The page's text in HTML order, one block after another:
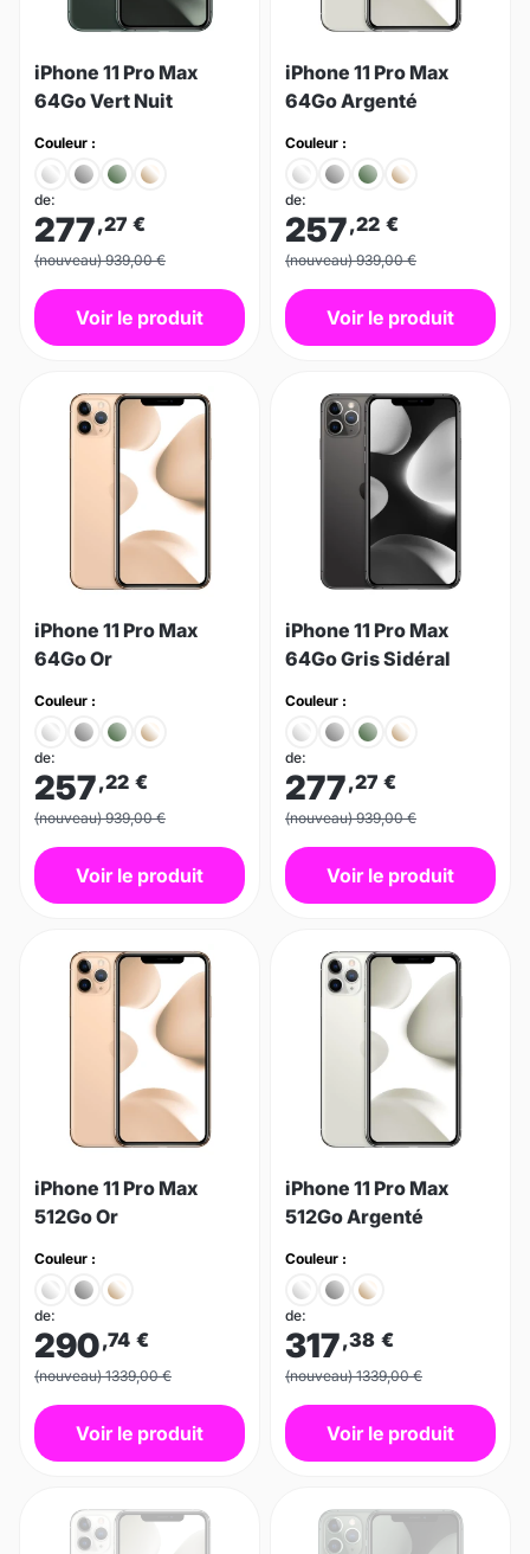
iPhone 11 Pro Max
64Go Vert Nuit
Couleur :
de:
277,27 €
(nouveau) 939,00 €
Voir le produit
iPhone 11 Pro Max
64Go Argenté
Couleur :
de:
257,22 €
(nouveau) 939,00 €
Voir le produit
iPhone 11 Pro Max
64Go Or
Couleur :
de:
257,22 €
(nouveau) 939,00 €
Voir le produit
iPhone 11 Pro Max
64Go Gris Sidéral
Couleur :
de:
277,27 €
(nouveau) 939,00 €
Voir le produit
iPhone 11 Pro Max
512Go Or
Couleur :
de:
290,74 €
(nouveau) 1339,00 €
Voir le produit
iPhone 11 Pro Max
512Go Argenté
Couleur :
de:
317,38 €
(nouveau) 1339,00 €
Voir le produit